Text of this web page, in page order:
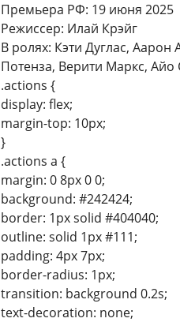
Премьера РФ: 19 июня 2025
Режиссер: Илай Крэйг
В ролях: Кэти Дуглас,
Потенза, Верити Маркс,
.actions {
display: flex;
margin-top: 10px;
}
.actions a {
margin: 0 8px 0 0;
background: #242424;
border: 1px solid #404040;
outline: solid 1px #111;
padding: 4px 7px;
border-radius: 1px;
transition: background 0.2s;
text-decoration: none;